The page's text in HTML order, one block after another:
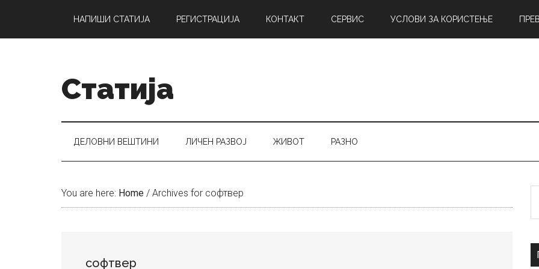
main
secondary
primary
НАПИШИ СТАТИЈА РЕГИСТРАЦИЈА КОНТАКТ СЕРВИС УСЛОВИ ЗА КОРИСТЕЊЕ
Статија
ДЕЛОВНИ ВЕШТИНИ ЛИЧЕН РАЗВОЈ ЖИВОТ РАЗНО
You are here: Home / Archives for софтвер
софтвер